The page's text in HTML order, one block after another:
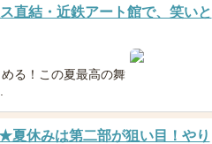
直結・近鉄アート館で、笑いと
る！この夏最高の舞
夏休みは第二部が狙い目！やり